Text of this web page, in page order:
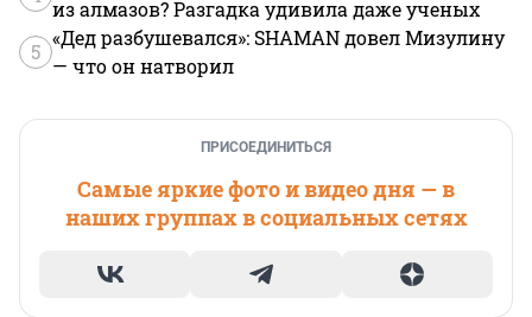
из алмазов? Разгадка удивила даже ученых
5
«Дед разбушевался»: SHAMAN довел Мизулину
— что он натворил
ПРИСОЕДИНИТЬСЯ
Самые яркие фото и видео дня — в
наших группах в социальных сетях